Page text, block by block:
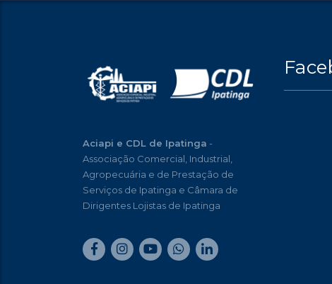
Aciapi e CDL de Ipatinga -
Associação Comercial, Industrial,
Agropecuária e de Prestação de
Serviços de Ipatinga e Câmara de
Dirigentes Lojistas de Ipatinga